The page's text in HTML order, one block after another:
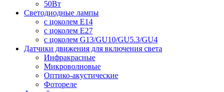
50Вт
Светодиодные лампы
с цоколем E14
с цоколем E27
с цоколем G13/GU10/GU5.3/GU4
Датчики движения для включения света
Инфракрасные
Микроволновые
Оптико-акустические
Фотореле